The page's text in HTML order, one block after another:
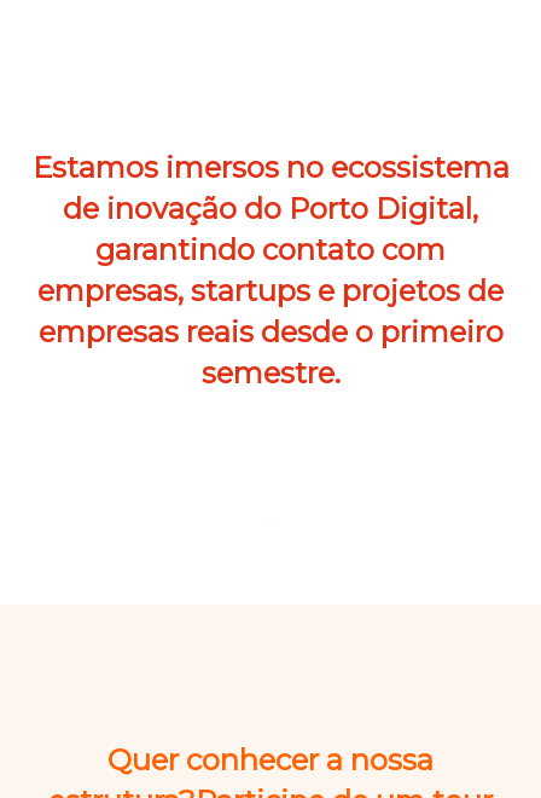
Estamos imersos no ecossistema
de inovação do Porto Digital,
garantindo contato com
empresas, startups e projetos de
empresas reais desde o primeiro
semestre.
Quer conhecer a nossa